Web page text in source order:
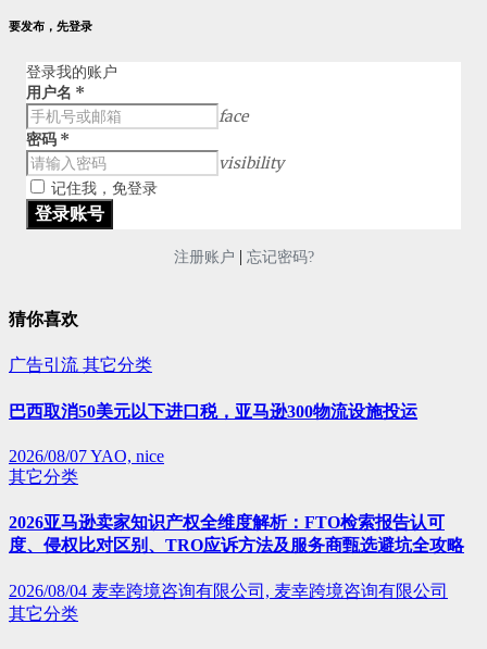
要发布，先登录
登录我的账户
用户名 *
face
密码 *
visibility
记住我，免登录
注册账户 | 忘记密码?
猜你喜欢
广告引流 其它分类
巴西取消50美元以下进口税，亚马逊300物流设施投运
2026/08/07YAO, nice
其它分类
2026亚马逊卖家知识产权全维度解析：FTO检索报告认可
度、侵权比对区别、TRO应诉方法及服务商甄选避坑全攻略
2026/08/04 麦幸跨境咨询有限公司, 麦幸跨境咨询有限公司
其它分类